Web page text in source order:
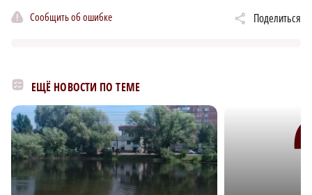
Сообщить об ошибке Поделиться
ЕЩЁ НОВОСТИ ПО ТЕМЕ